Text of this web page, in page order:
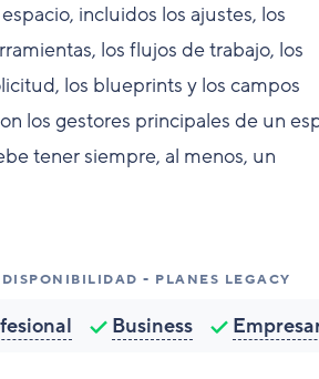
incluidos los ajustes, los
los flujos de trabajo, los
los blueprints y los campos
los gestores principales de un
tener siempre, al menos, un
DISPONIBILIDAD - PLANES LEGACY
Business